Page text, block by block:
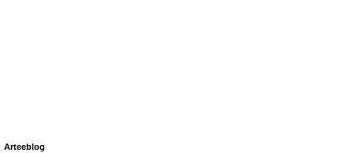
Arteeblog